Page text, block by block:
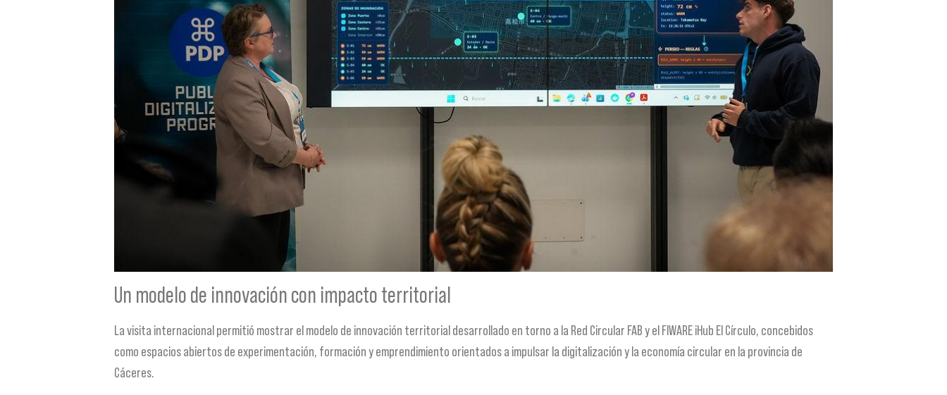
Un modelo de innovación con impacto territorial
La visita internacional permitió mostrar el modelo de innovación territorial desarrollado en torno a la Red Circular FAB y el FIWARE iHub El Círculo, concebidos
como espacios abiertos de experimentación, formación y emprendimiento orientados a impulsar la digitalización y la economía circular en la provincia de
Cáceres.